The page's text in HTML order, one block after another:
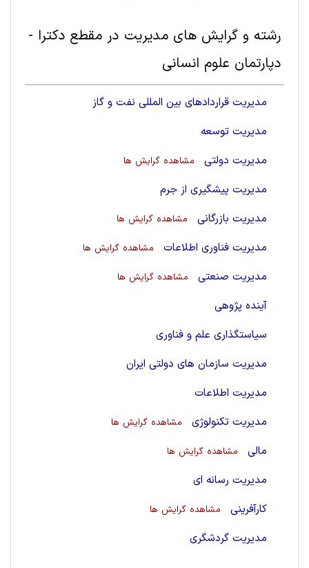
رشته و گرایش های مديريت در مقطع دکترا -
دپارتمان علوم انسانی
مدیریت قراردادهای بین المللی نفت و گاز
مدیریت توسعه
مدیریت دولتی
مشاهده گرایش ها
مدیریت پیشگیری از جرم
مدیریت بازرگانی
مشاهده گرایش ها
مدیریت فناوری اطلاعات مشاهده گرایش ها
مدیریت صنعتی مشاهده گرایش ها
آینده پژوهی
سیاستگذاری علم و فناوری
مدیریت سازمان های دولتی ایران
مدیریت اطلاعات
مدیریت تکنولوژی
مشاهده گرایش ها
مالی مشاهده گرایش ها
مدیریت رسانه ای
کارآفرینی
مشاهده گرایش ها
مدیریت گردشگری